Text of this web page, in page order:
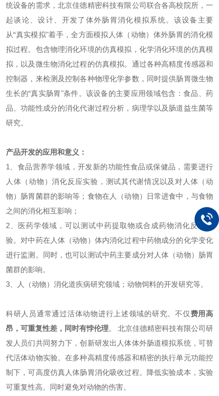
统设备的需求，北京佳德精密科技有限公司联合各高校院所，一
起谈论、设计、开发了体外肠胃消化模拟系统。该设备主要
从“真实模拟"着手，全方面模拟人体（动物）体外肠胃的消化模
拟过程。包含物理消化环境的仿真模拟，化学消化环境的仿真模
拟，以及微生物消化过程的仿真模拟。通过各种高精度传感器和
控制器，来检测及控制各种物理化学参数，同时提供肠胃微生物
生长的“真实肠胃"条件。该设备的主要应用领域包含：食品、药
品、功能性成分的消化代谢过程分析，病理学以及肠道益生菌等
研究。
产品开发的应用和意义：
1
、食品营养学领域，开发新的功能性食品或保健品，需要进行
人体（动物）消化反应实验，测试其代谢情况以及对人体（动
物）肠胃菌群的影响等；食物在人（动物）日常进食中，与食物
之间的消化相互影响；
2 、医药学领域，可以测试中药提取物或合成药物消化反应实
验。对中药在人体（动物）体内消化过程中药物成分的化学变化
进行监测。同时，也可以测试中药主要成分对人体（动物）肠胃
菌群的影响。
3 、人（动物）消化道疾病研究领域；动物饲料的开发研究等。
科研人员通常通过活体动物进行上述领域的研究。不仅费用高
昂，可重复性差，同时有悖伦理。
北京佳德精密科技有限公司研
发人员们共同努力下，创新研发出人体体外肠道模拟系统，可替
代活体动物实验。在多种高精度传感器和精密的执行单元功能控
制下，可高度仿真人体肠胃消化吸收过程。降低实验成本，实验
可重复性高。同时避免对动物的伤害。